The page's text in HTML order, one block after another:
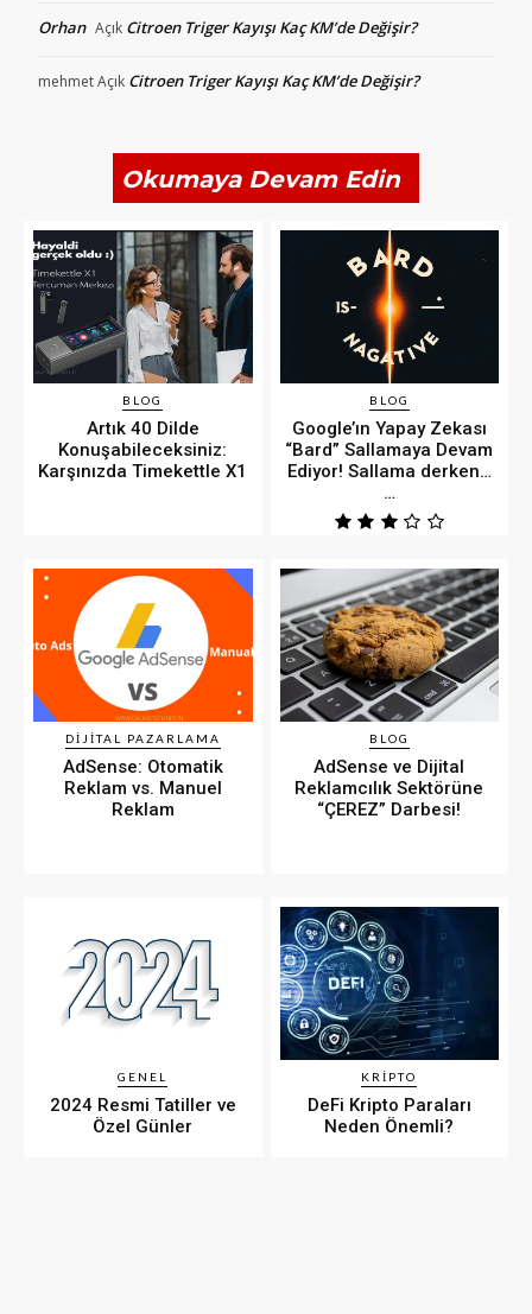
Orhan Açık Citroen Triger Kayışı Kaç KM’de Değişir?
mehmetAçık Citroen Triger Kayışı Kaç KM’de Değişir?
Okumaya Devam Edin
BLOG
Artık 40 Dilde
Konuşabileceksiniz:
Karşınızda Timekettle X1
BLOG
Google’ın Yapay Zekası
“Bard” Sallamaya Devam
Ediyor! Sallama derken…
…
DIJITAL PAZARLAMA
AdSense: Otomatik
Reklam vs. Manuel
Reklam
BLOG
AdSense ve Dijital
Reklamcılık Sektörüne
“ÇEREZ” Darbesi!
GENEL
2024 Resmi Tatiller ve
Özel Günler
KRIPTO
DeFi Kripto Paraları
Neden Önemli?